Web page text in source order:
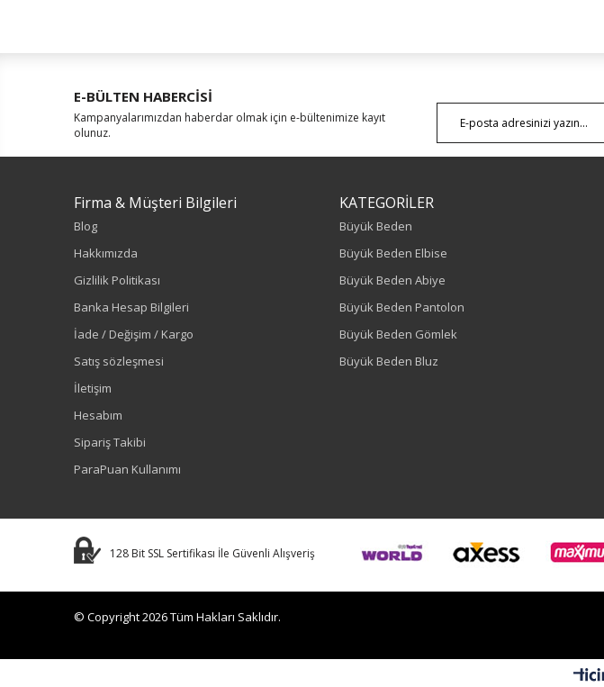
E-BÜLTEN HABERCİSİ
Kampanyalarımızdan haberdar olmak için e-bültenimize kayıt
olunuz.
Firma & Müşteri Bilgileri
Blog
Hakkımızda
Gizlilik Politikası
Banka Hesap Bilgileri
İade / Değişim / Kargo
Satış sözleşmesi
İletişim
Hesabım
Sipariş Takibi
ParaPuan Kullanımı
KATEGORİLER
Büyük Beden
Büyük Beden Elbise
Büyük Beden Abiye
Büyük Beden Pantolon
Büyük Beden Gömlek
Büyük Beden Bluz
128 Bit SSL Sertifikası İle Güvenli Alışveriş
© Copyright 2026 Tüm Hakları Saklıdır.